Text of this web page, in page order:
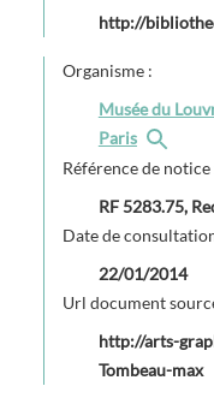
http://
Organisme :
Musée du
Paris
Référence de notice
RF 5283.75,
Date de
22/01/2014
Url document
http://arts-
Tombeau-max